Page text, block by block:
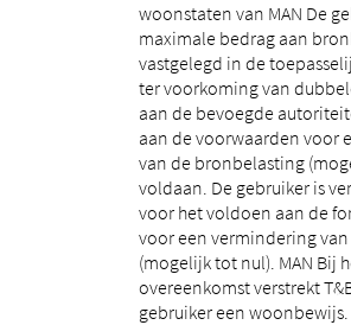
woonstaten van MAN De
maximale bedrag aan
vastgelegd in de
ter voorkoming van
aan de bevoegde
aan de voorwaarden voor
van de bronbelasting
voldaan. De gebruiker is
voor het voldoen aan de
voor een vermindering
(mogelijk tot nul). MAN Bij
overeenkomst verstrekt
gebruiker een woonbewijs.